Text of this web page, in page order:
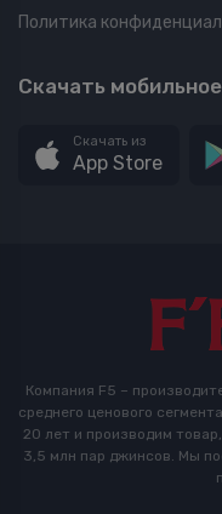
Политика
Скачать
Скачать из
App Store
Компания F5 –
среднего ценового
20 лет и производим
3,5 млн пар джинсов. Мы